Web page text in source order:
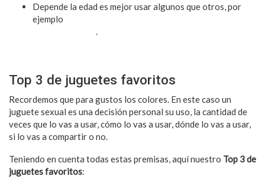
Depende la edad es mejor usar algunos que otros, por
ejemplo
.
Top 3 de juguetes favoritos
Recordemos que para gustos los colores. En este caso un
juguete sexual es una decisión personal su uso, la cantidad de
veces que lo vas a usar, cómo lo vas a usar, dónde lo vas a usar,
si lo vas a compartir o no.
Teniendo en cuenta todas estas premisas, aquí nuestro Top 3 de
juguetes favoritos: